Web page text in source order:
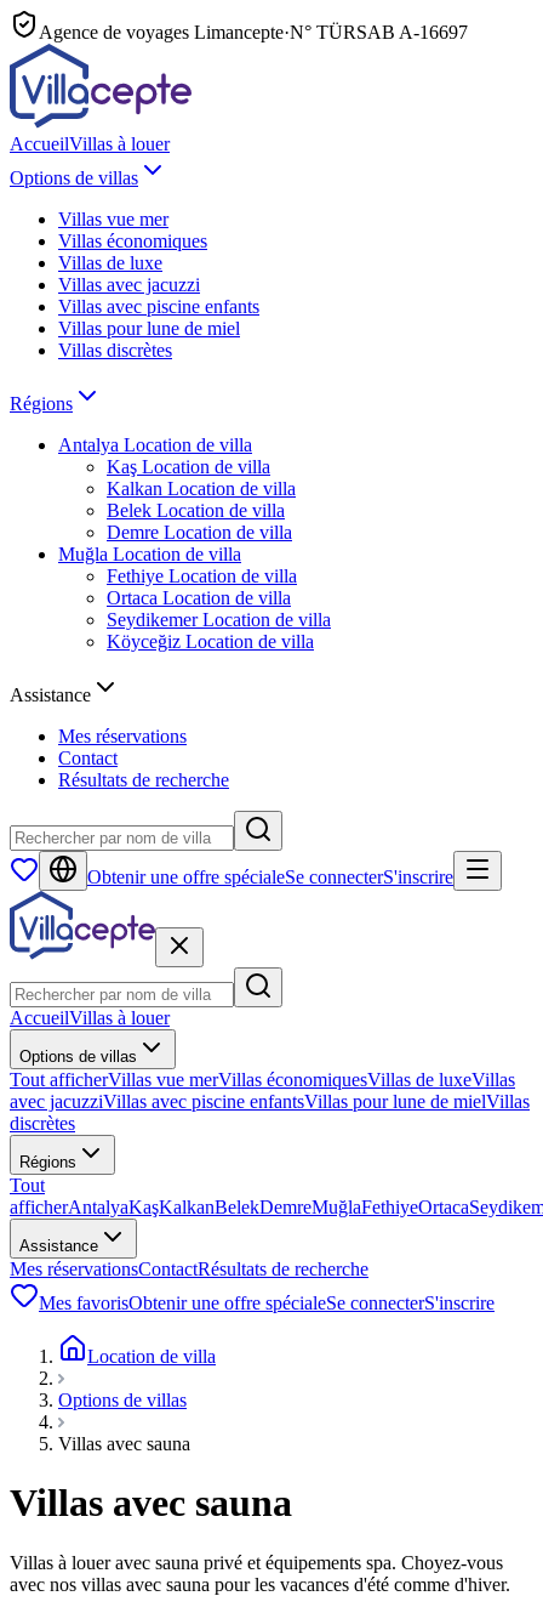
Agence de voyages Limancepte·N° TÜRSAB A-16697
AccueilVillas à louer
Options de villas
Villas vue mer
Villas économiques
Villas de luxe
Villas avec jacuzzi
Villas avec piscine enfants
Villas pour lune de miel
Villas discrètes
Régions
Antalya Location de villa
Kaş Location de villa
Kalkan Location de villa
Belek Location de villa
Demre Location de villa
Muğla Location de villa
Fethiye Location de villa
Ortaca Location de villa
Seydikemer Location de villa
Köyceğiz Location de villa
Assistance
Mes réservations
Contact
Résultats de recherche
Obtenir une offre spécialeSe connecterS'inscrire
AccueilVillas à louer
Options de villas
Tout afficherVillas vue merVillas économiquesVillas de luxeVillas
avec jacuzziVillas avec piscine enfantsVillas pour lune de mielVillas
discrètes
Régions
Tout
afficherAntalyaKaşKalkanBelekDemreMuğlaFethiyeOrtaca
Assistance
Mes réservationsContactRésultats de recherche
Mes favorisObtenir une offre spécialeSe connecterS'inscrire
Location de villa
Options de villas
Villas avec sauna
Villas avec sauna
Villas à louer avec sauna privé et équipements spa. Choyez-vous
avec nos villas avec sauna pour les vacances d'été comme d'hiver.